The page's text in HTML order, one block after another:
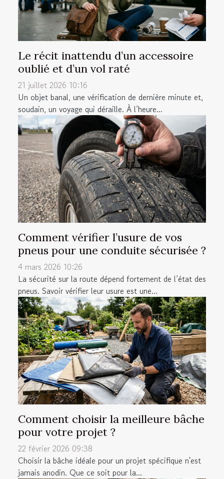
Le récit inattendu d’un accessoire
oublié et d’un vol raté
21 juillet 2026 10:16
Un objet banal, une vérification de dernière minute et,
soudain, un voyage qui déraille. À l’heure...
Comment vérifier l’usure de vos
pneus pour une conduite sécurisée ?
4 mars 2026 10:26
La sécurité sur la route dépend fortement de l’état des
pneus. Savoir vérifier leur usure est une...
Comment choisir la meilleure bâche
pour votre projet ?
22 février 2026 09:38
Choisir la bâche idéale pour un projet spécifique n'est
jamais anodin. Que ce soit pour la...